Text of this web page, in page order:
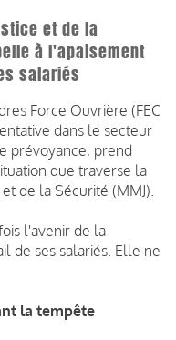
et de la
à l'apaisement
salariés
Force Ouvrière (FEC
dans le secteur
prévoyance, prend
que traverse la
de la Sécurité (MMJ).
l'avenir de la
de ses salariés. Elle ne
la tempête